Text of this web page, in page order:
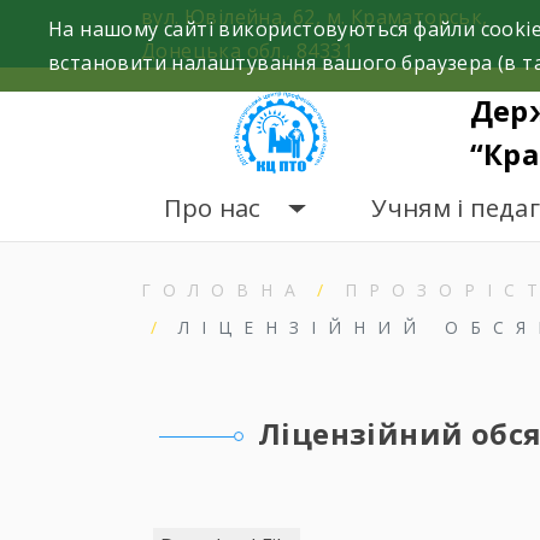
вул. Ювілейна, 62, м. Краматорськ,
Донецька обл., 84331
Про нас Учням і
ГОЛОВНА
ЛІЦЕНЗІЙНИЙ
Ліцензійний
На нашому сайті використовуються файли
встановити налаштування вашого браузера (в